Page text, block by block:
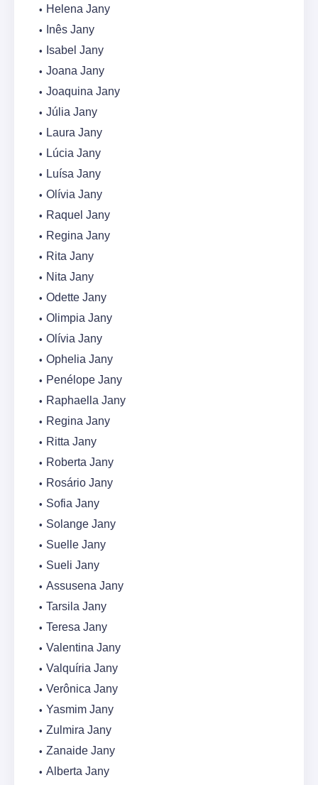
Helena Jany
Inês Jany
Isabel Jany
Joana Jany
Joaquina Jany
Júlia Jany
Laura Jany
Lúcia Jany
Luísa Jany
Olívia Jany
Raquel Jany
Regina Jany
Rita Jany
Nita Jany
Odette Jany
Olimpia Jany
Olívia Jany
Ophelia Jany
Penélope Jany
Raphaella Jany
Regina Jany
Ritta Jany
Roberta Jany
Rosário Jany
Sofia Jany
Solange Jany
Suelle Jany
Sueli Jany
Assusena Jany
Tarsila Jany
Teresa Jany
Valentina Jany
Valquíria Jany
Verônica Jany
Yasmim Jany
Zulmira Jany
Zanaide Jany
Alberta Jany